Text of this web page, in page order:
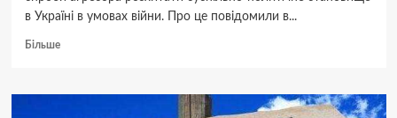
в Україні в умовах війни. Про це повідомили в...
БільшеДокладніше
Черкащині